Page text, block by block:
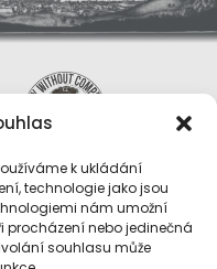
k ukládání
technologie jako jsou
nám umožní
procházení nebo jedinečná
souhlasu může